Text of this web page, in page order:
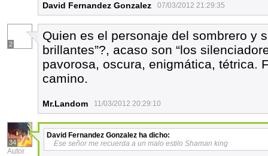
David Fernandez Gonzalez 07/03/2012 21:29:35
2
Quien es el personaje del sombrero y
brillantes”?, acaso son “los
pavorosa, oscura, enigmática, tétrica.
camino.
Mr.Landom 11/03/2012 20:29:10
34
Autor
David Fernandez Gonzalez ha dicho:
Ese señor me recuerda a un malo estilo Shaman king